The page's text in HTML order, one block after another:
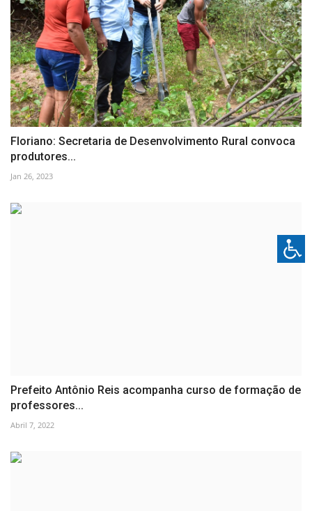
Floriano: Secretaria de Desenvolvimento Rural convoca
produtores...
Jan 26, 2023
Prefeito Antônio Reis acompanha curso de formação de
professores...
Abril 7, 2022